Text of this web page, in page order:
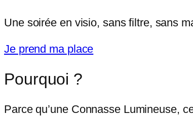
Une soirée en visio, sans filtre, sans
Je prend ma place
Pourquoi ?
Parce qu’une Connasse Lumineuse,